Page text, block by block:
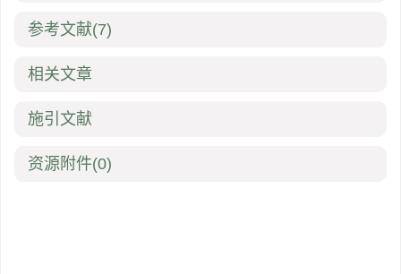
参考文献(7)
相关文章
施引文献
资源附件(0)